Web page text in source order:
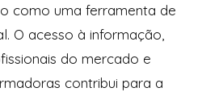
como uma ferramenta de
O acesso à informação,
do mercado e
contribui para a